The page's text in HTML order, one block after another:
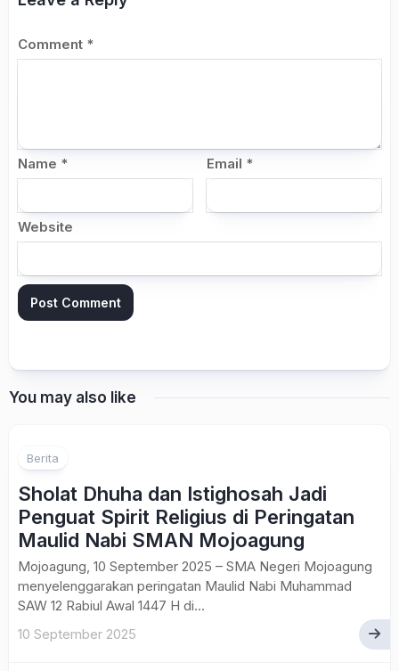
Comment *
Name * Email *
Website
You may also like
Berita
Sholat Dhuha dan Istighosah Jadi
Penguat Spirit Religius di Peringatan
Maulid Nabi SMAN Mojoagung
Mojoagung, 10 September 2025 – SMA Negeri Mojoagung
menyelenggarakan peringatan Maulid Nabi Muhammad
SAW 12 Rabiul Awal 1447 H di...
10 September 2025